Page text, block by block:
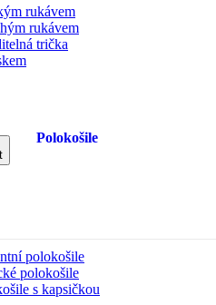
rukávem
rukávem
trička
Polokošile
polokošile
polokošile
s kapsičkou